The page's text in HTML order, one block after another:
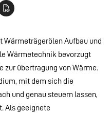
Wärmeträgerölen Aufbau und
Wärmetechnik bevorzugt
zur übertragung von Wärme.
mit dem sich die
und genau steuern lassen,
Als geeignete